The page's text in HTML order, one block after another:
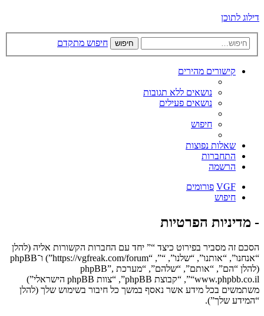
דילוג לתוכן
חיפוש חיפוש מתקדם
קישורים מהירים
נושאים ללא תגובות
נושאים פעילים
חיפוש
שאלות נפוצות
התחברות
הרשמה
VGF פורומים
חיפוש
- מדיניות הפרטיות
הסכם זה מסביר בפירוט כיצד “” יחד עם החברות הקשורות אליה (להלן
“אנחנו”, “אותנו”, “שלנו”, “”, “https://vgfreak.com/forum”) ו־phpBB
(להלן “הם”, “אותם”, “שלהם”, “מערכת phpBB”,
“www.phpbb.co.il”, “קבוצת phpBB”, “צוות phpBB הישראלי”)
משתמשים בכל מידע אשר נאסף במשך כל חיבור בשימוש שלך (להלן
“המידע שלך”).